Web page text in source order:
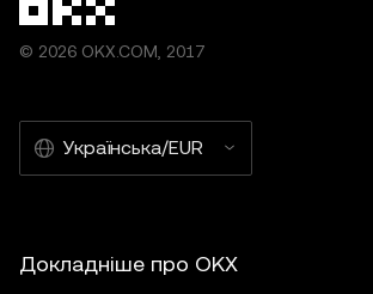
© 2026 OKX.COM, 2017
Українська/EUR
Докладніше про OKX